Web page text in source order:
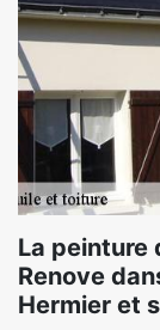
La peinture
Renove
Hermier et